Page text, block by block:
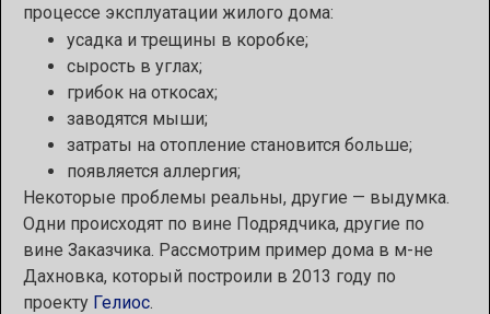
процессе эксплуатации жилого дома:
усадка и трещины в коробке;
сырость в углах;
грибок на откосах;
заводятся мыши;
затраты на отопление становится больше;
появляется аллергия;
Некоторые проблемы реальны, другие — выдумка.
Одни происходят по вине Подрядчика, другие по
вине Заказчика. Рассмотрим пример дома в м-не
Дахновка, который построили в 2013 году по
проекту Гелиос.